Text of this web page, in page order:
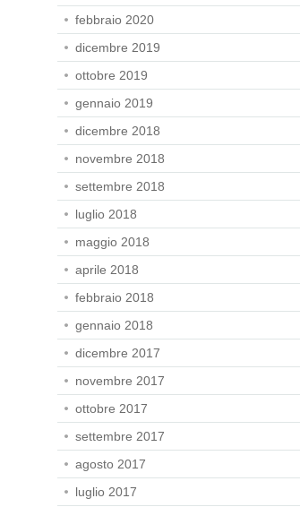
febbraio 2020
dicembre 2019
ottobre 2019
gennaio 2019
dicembre 2018
novembre 2018
settembre 2018
luglio 2018
maggio 2018
aprile 2018
febbraio 2018
gennaio 2018
dicembre 2017
novembre 2017
ottobre 2017
settembre 2017
agosto 2017
luglio 2017